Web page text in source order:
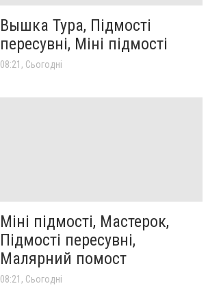
Вышка Тура, Підмості
пересувні, Міні підмості
08:21, Сьогодні
Міні підмості, Мастерок,
Підмості пересувні,
Малярний помост
08:21, Сьогодні